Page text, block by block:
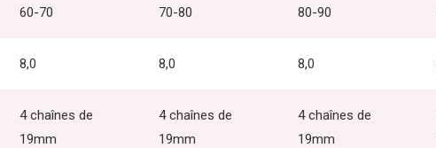
60-70 70-80 80-90
8,0 8,0 8,0
4 chaînes de
19mm
4 chaînes de
19mm
4 chaînes de
19mm